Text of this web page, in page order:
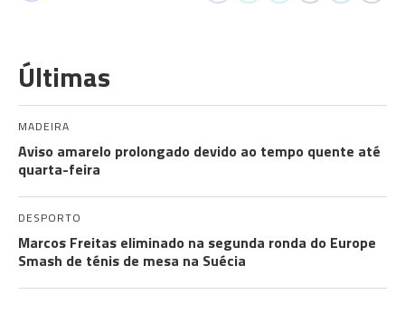
Últimas
MADEIRA
Aviso amarelo prolongado devido ao tempo quente até
quarta-feira
DESPORTO
Marcos Freitas eliminado na segunda ronda do Europe
Smash de ténis de mesa na Suécia